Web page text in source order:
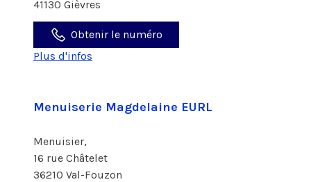
41130 Gièvres
Obtenir le numéro
Plus d'infos
Menuiserie Magdelaine EURL
Menuisier,
16 rue Châtelet
36210 Val-Fouzon